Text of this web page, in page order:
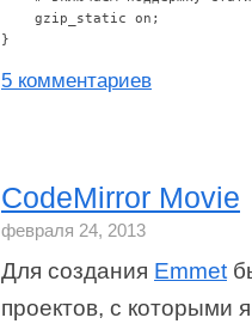
    gzip_static on;
5 комментариев
CodeMirror Movie
февраля 24, 2013
Для создания Emmet
проектов, с которыми